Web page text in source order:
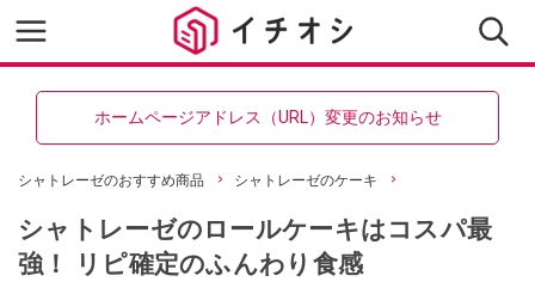
ホームページアドレス（URL）変更のお知らせ
シャトレーゼのおすすめ商品 シャトレーゼのケーキ
シャトレーゼのロールケーキはコスパ最
強！ リピ確定のふんわり食感